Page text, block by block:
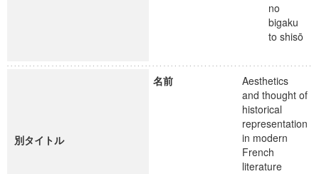
no
bigaku
to shisō
別タイトル
名前
Aesthetics
and thought of
historical
representation
in modern
French
literature